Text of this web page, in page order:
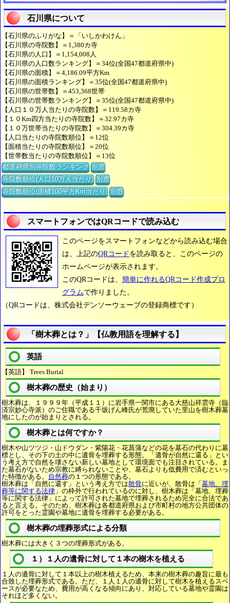
石川県について
【石川県のふりがな】＝「いしかわけん」
【石川県の寺院数】＝1,380カ寺
【石川県の人口】＝1,154,008人
【石川県の人口数ランキング】＝34位(全国47都道府県中)
【石川県の面積】＝4,186.09平方Km
【石川県の面積ランキング】＝35位(全国47都道府県中)
【石川県の世帯数】＝453,368世帯
【石川県の世帯数ランキング】＝35位(全国47都道府県中)
【人口１０万人当たりの寺院数】＝119.58カ寺
【１０Km四方当たりの寺院数】＝32.97カ寺
【１０万世帯当たりの寺院数】＝304.39カ寺
【人口当たりの寺院数順位】＝12位
【面積当たりの寺院数順位】＝20位
【世帯数当たりの寺院数順位】＝13位
都道府県別寺院数ランキング 別窓
寺院数順位(人口10万人当たり) 別窓
寺院数順位(面積100平方Km当たり) 別窓
スマートフォンではQRコードで読み込む
このページをスマートフォンなどから読み込む場合
は、上記のQRコード を読み取ると、このページの
ホームページが表示されます。
このQRコードは、 簡単に作れるQRコード作成プロ
グラムで作りました。
（QRコードは、株式会社デンソーウェーブの登録商標です）
「樹木葬とは？」【仏教用語を理解する】
英語
【英語】 Trees Burial
樹木葬の歴史（始まり）
樹木葬は、１９９９年（平成１１）に岩手県一関市にある大慈山祥雲寺（臨
済宗妙心寺派）のご住職である千坂げん峰氏が荒廃していた里山を樹木葬墓
地にしたのが始まりとされる。
樹木葬とは何ですか？
樹木や山ツツジ・山ドウダン・紫陽花・花菖蒲などの花を墓石の代わりに墓
標とし、その下の土の中に遺骨を埋葬する形態。「遺骨が自然に還る」とい
う考え方で自然を壊さない新しい墓地として環境面でも注目されている。ま
た墓石がないため宗教に縛られないことや、墓石よりも低費用で済むといっ
た特徴がある。 自然葬の１つの形態である。
樹木葬は「自然に還す」という考え方では散骨に近いが、散骨は「 墓地、埋
葬等に関する法律 」の枠外で行われているのに対し、樹木葬は「墓地、埋葬
等に関する法律」によって許可された墓地で埋葬されるため完全に合法であ
ると言える。そのため、樹木葬は各都道府県および市町村の地方公共団体の
許可をとった霊園や墓地に遺骨を埋葬する必要がある。
樹木葬の埋葬形式による分類
樹木葬には大きく３つの埋葬形式がある。
１）１人の遺骨に対して１本の樹木を植える
１人の遺骨に対して１本以上の樹木植えるため、本来の樹木葬の趣旨に最も
合致した埋葬形式である。ただ、１人１人の遺骨に対して樹木を植えるスペ
ースが必要なため、費用が高くなる傾向にあり、対応している墓地や霊園は
それほど多くない。